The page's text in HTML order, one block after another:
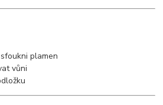
plamen
vůni